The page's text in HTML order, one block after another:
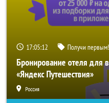
17:05:10 Получи первым!
Бронирование отеля для
«Яндекс Путешествия»
Россия